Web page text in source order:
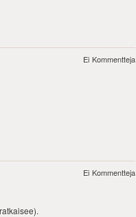
Ei Kommentteja
Ei Kommentteja